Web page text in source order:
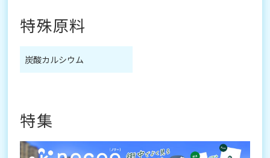
特殊原料
炭酸カルシウム
特集